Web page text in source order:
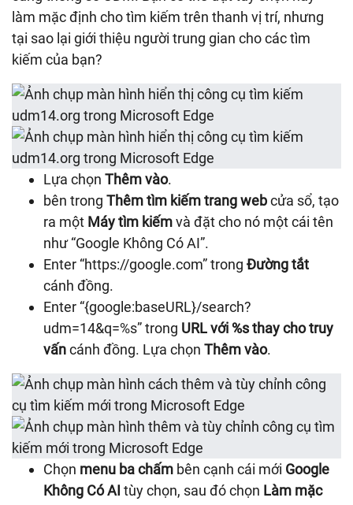
làm mặc định cho tìm kiếm trên thanh vị trí, nhưng
tại sao lại giới thiệu người trung gian cho các tìm
kiếm của bạn?
Lựa chọn Thêm vào.
bên trong Thêm tìm kiếm trang webcửa sổ, tạo
ra một Máy tìm kiếmvà đặt cho nó một cái tên
như “Google Không Có AI”.
Enter “https://google.com” trong Đường tắt
cánh đồng.
Enter “{google:baseURL}/search?
udm=14&q=%s” trong URL với %s thay cho truy
vấncánh đồng. Lựa chọn Thêm vào.
Chọn menu ba chấm bên cạnh cái mới Google
Không Có AI tùy chọn, sau đó chọn Làm mặc